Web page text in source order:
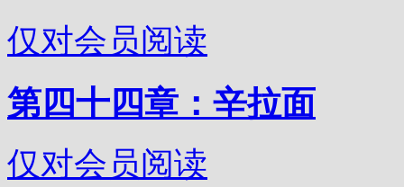
仅对会员阅读
第四十四章：辛拉面
仅对会员阅读